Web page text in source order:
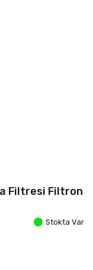
Filtresi Filtron
Stokta Var